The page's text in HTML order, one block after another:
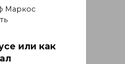
Маркос
или как